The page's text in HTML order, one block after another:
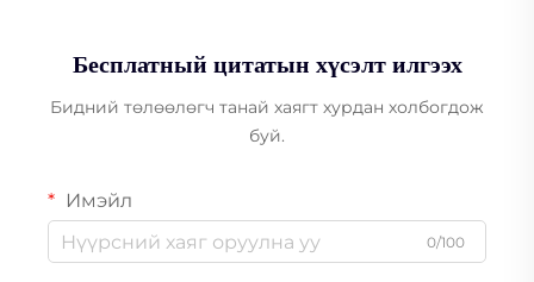
Бесплатный цитатын хүсэлт илгээх
Бидний төлөөлөгч танай хаягт хурдан холбогдож
буй.
Имэйл
0/100